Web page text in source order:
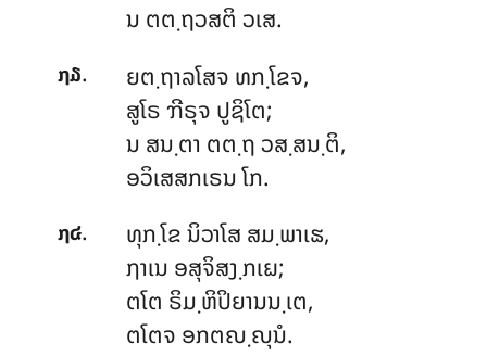
ນ ຕຕ຺ຖວສຕິ ວເສ.
໗໓.
ຍຕ຺ຖາລໂສຈ ທກ຺ໂຂຈ,
ສູໂຣ ຠີຣຸຈ ປູຊິໂຕ;
ນ ສນ຺ຕາ ຕຕ຺ຖ ວສ຺ສນ຺ຕິ,
ອວິເສສກເຣນ ໂກ.
໗໔. ທຸກ຺ໂຂນິວາໂສ ສມ຺ພາເຘ,
ຐາເນ ອສຸຈິສງ຺ກເຏ;
ຕໂຕ ຣິມ຺ຫິປິຍານນ຺ເຕ,
ຕໂຕຈ ອກຕຎ຺ຎຸນໍ.